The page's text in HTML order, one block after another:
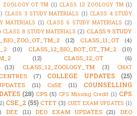
ZOOLOGY OT TM (1) CLASS 12 ZOOLOGY TM (1)
CLASS 3 STUDY MATERIALS (1) CLASS 4 STUDY
MATERIALS (1) CLASS 6 STUDY MATERIALS (2)
CLASS 8 STUDY MATERIALS (2) CLASS 9 STUDY
(12) CLASS_11_OT
(4)
(10) CLASS_12_BIO_BOT_OT_TM_2
(10)
(12) CLASS_12_OT
(6)
(13) CLASS_12_ZOOLOGY_TM (3)
CMAT
(7) COLLEGE UPDATES (25)
(11) CoSE (11)
COUNSELLING
(28) CPS (5) CPS Missing Credit (1) CPS
CSE_2 (55) CTET (3) CUET EXAM UPDATES (1)
DEE (11) DEO EXAM UPDATES (21)
DEO